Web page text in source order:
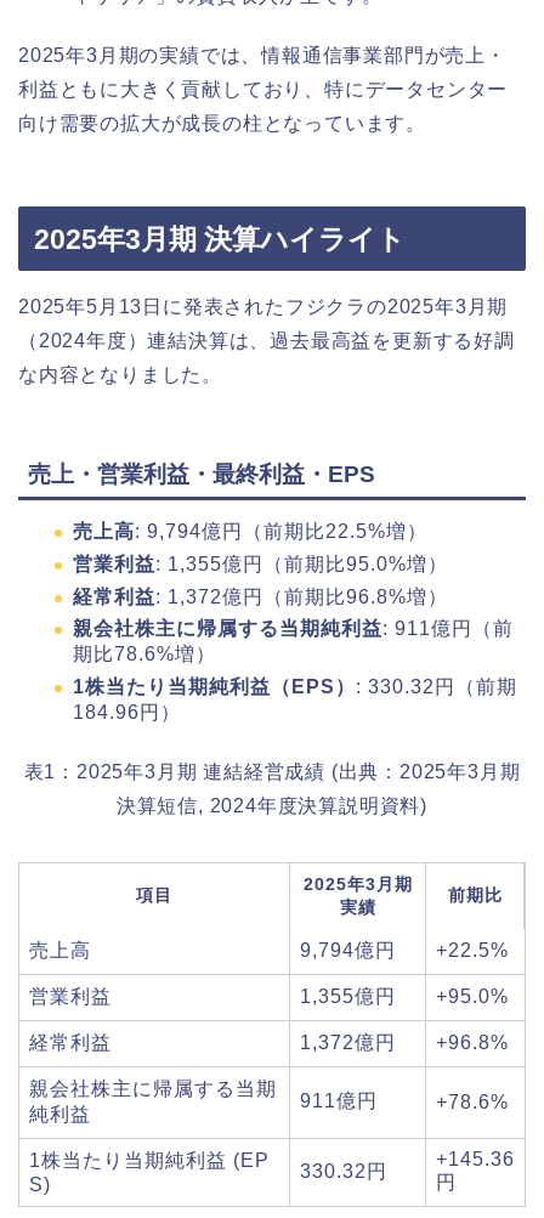
2025年3月期の実績では、情報通信事業部門が売上・
利益ともに大きく貢献しており、特にデータセンター
向け需要の拡大が成長の柱となっています。
2025年3月期 決算ハイライト
2025年5月13日に発表されたフジクラの2025年3月期
（2024年度）連結決算は、過去最高益を更新する好調
な内容となりました。
売上・営業利益・最終利益・EPS
売上高: 9,794億円（前期比22.5%増）
営業利益: 1,355億円（前期比95.0%増）
経常利益: 1,372億円（前期比96.8%増）
親会社株主に帰属する当期純利益: 911億円（前
期比78.6%増）
1株当たり当期純利益（EPS） : 330.32円（前期
184.96円）
表1：2025年3月期 連結経営成績 (出典：2025年3月期
決算短信, 2024年度決算説明資料)
項目
2025年3月期
実績
前期比
売上高 9,794億円 +22.5%
営業利益 1,355億円 +95.0%
経常利益 1,372億円 +96.8%
親会社株主に帰属する当期
純利益
911億円 +78.6%
1株当たり当期純利益 (EP
S)
330.32円
+145.36
円